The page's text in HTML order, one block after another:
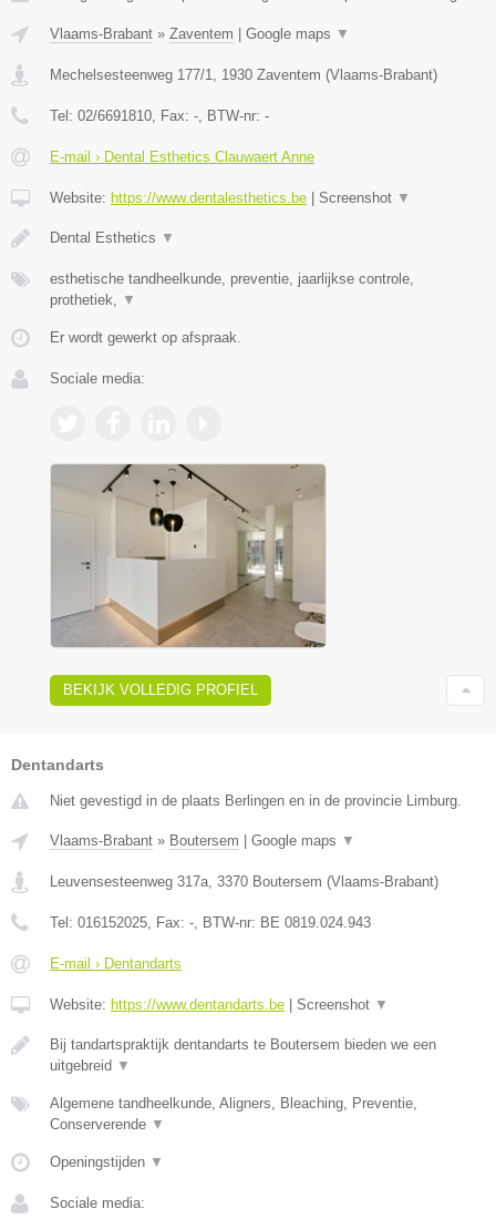
Vlaams-Brabant » Zaventem Google maps ▼
Mechelsesteenweg 177/1, 1930 Zaventem (Vlaams-Brabant)
Tel: 02/6691810, Fax: -, BTW-nr: -
E-mail › Dental Esthetics Clauwaert Anne
Website: https://www.dentalesthetics.be Screenshot ▼
Dental Esthetics ▼
esthetische tandheelkunde, preventie, jaarlijkse controle,
prothetiek, ▼
Er wordt gewerkt op afspraak.
Sociale media:
BEKIJK VOLLEDIG PROFIEL
Dentandarts
Niet gevestigd in de plaats Berlingen en in de provincie Limburg.
Vlaams-Brabant » Boutersem Google maps ▼
Leuvensesteenweg 317a, 3370 Boutersem (Vlaams-Brabant)
Tel: 016152025, Fax: -, BTW-nr: BE 0819.024.943
E-mail › Dentandarts
Website: https://www.dentandarts.be Screenshot ▼
Bij tandartspraktijk dentandarts te Boutersem bieden we een
uitgebreid ▼
Algemene tandheelkunde, Aligners, Bleaching, Preventie,
Conserverende ▼
Openingstijden ▼
Sociale media: